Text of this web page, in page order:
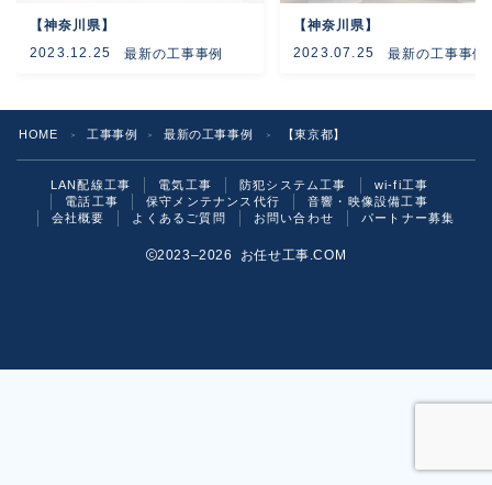
よくあるご質問
【神奈川県】
2023.12.25 最新の工事事例
【神奈川県】
2023.07.25 最新の工事事例
HOME ＞ 工事事例 ＞ 最新の工事事例 ＞ 【東京都】
LAN配線工事 電気工事 防犯システム工事
wi-fi工事
電話工事
保守メンテナンス代行
音響・映像設備工事
会社概要
よくあるご質問 お問い合わせ パートナー募集
2023–2026 お任せ工事.COM